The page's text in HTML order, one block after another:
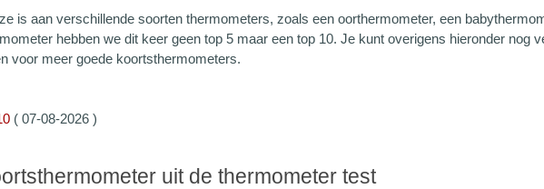
is aan verschillende soorten thermometers, zoals een oorthermometer, een
hebben we dit keer geen top 5 maar een top 10. Je kunt overigens hieronder nog
voor meer goede koortsthermometers.
( 07-08-2026 )
uit de thermometer test